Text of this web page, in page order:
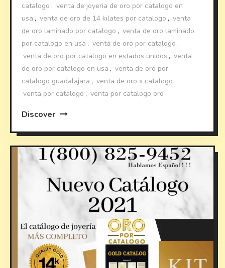
catalogo , venta de joyeria de oro por catalogo en
usa , venta de oro de 14 kilates por catalogo , venta
de oro laminado por catalogo , venta de oro laminado
por catalogo en usa , venta de oro por catalogo ,
venta de oro por catalogo en estados unidos , venta
de oro por catalogo en usa , venta de oro por
catalogo guadalajara , venta de oro x catalogo ,
venta por catalogo , venta por catalogo oro
Discover